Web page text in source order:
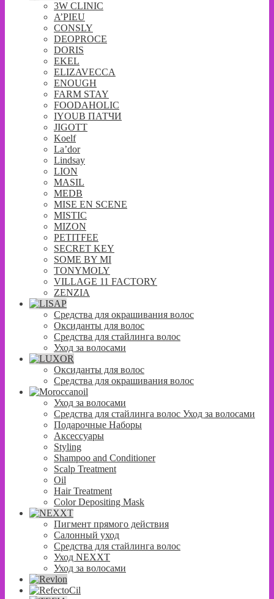
3W CLINIC
A’PIEU
CONSLY
DEOPROCE
DORIS
EKEL
ELIZAVECCA
ENOUGH
FARM STAY
FOODAHOLIC
IYOUB ПАТЧИ
JIGOTT
Koelf
La’dor
Lindsay
LION
MASIL
MEDB
MISE EN SCENE
MISTIC
MIZON
PETITFEE
SECRET KEY
SOME BY MI
TONYMOLY
VILLAGE 11 FACTORY
ZENZIA
Средства для окрашивания волос
Оксиданты для волос
Средства для стайлинга волос
Уход за волосами
Оксиданты для волос
Средства для окрашивания волос
Уход за волосами
Средства для стайлинга волос Уход за волосами
Подарочные Наборы
Аксессуары
Styling
Shampoo and Conditioner
Scalp Treatment
Oil
Hair Treatment
Color Depositing Mask
Пигмент прямого действия
Салонный уход
Средства для стайлинга волос
Уход NEXXT
Уход за волосами